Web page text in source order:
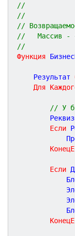
//
//
//
//   Массив -
//
Функция
	Результат
Для
// У
Если
Если